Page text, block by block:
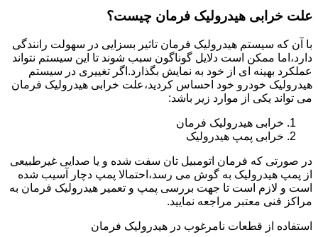
علت خرابی هیدرولیک فرمان چیست؟
با آن که سیستم هیدرولیک فرمان تاثیر بسزایی در سهولت رانندگی
دارد،اما ممکن است دلایل گوناگون سبب شوند تا این سیستم نتواند
عملکرد بهینه ای از خود به نمایش بگذارد.اگر تغییری در سیستم
هیدرولیک خودرو خود احساس کردید،علت خرابی هیدرولیک فرمان
می تواند یکی از موارد زیر باشد:
خرابی هیدرولیک فرمان
خرابی پمپ هیدرولیک
در صورتی که فرمان اتومبیل تان سفت شده و یا صدایی غیرطبیعی
از پمپ هیدرولیک به گوش می رسد،احتمالا پمپ دچار آسیب شده
است و لازم است تا جهت بررسی پمپ و تعمیر هیدرولیک فرمان به
مراکز فنی معتبر مراجعه نمایید.
استفاده از قطعات نامرغوب در هیدرولیک فرمان